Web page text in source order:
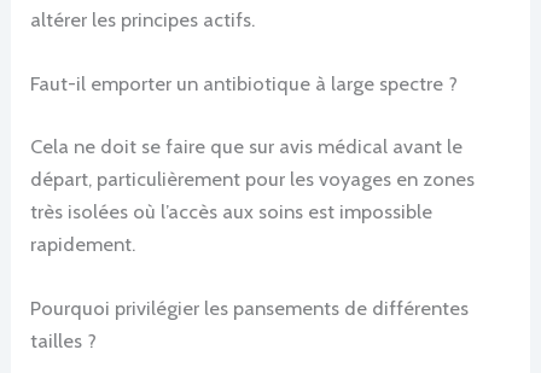
altérer les principes actifs.
Faut-il emporter un antibiotique à large spectre ?
Cela ne doit se faire que sur avis médical avant le
départ, particulièrement pour les voyages en zones
très isolées où l’accès aux soins est impossible
rapidement.
Pourquoi privilégier les pansements de différentes
tailles ?